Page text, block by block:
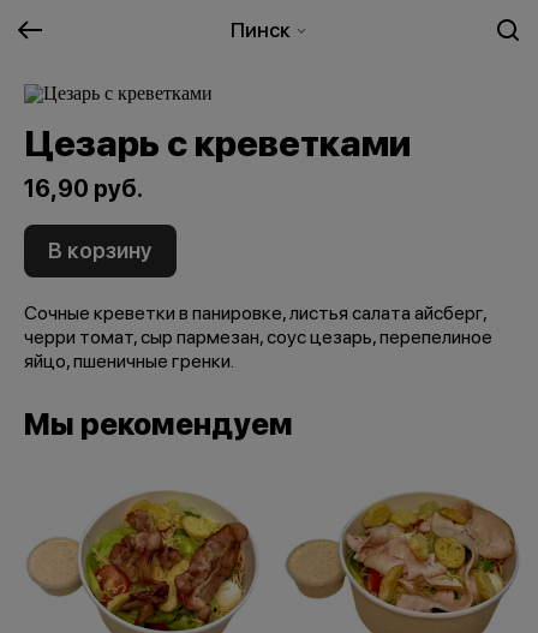
Пинск
Цезарь с креветками
16,90 руб.
В корзину
Сочные креветки в панировке, листья салата айсберг,
черри томат, сыр пармезан, соус цезарь, перепелиное
яйцо, пшеничные гренки.
Мы рекомендуем